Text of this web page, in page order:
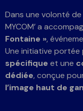
Dans une volonté
MYCOM’ a
Fontaine »,
Une initiative portée
spécifique et une
dédiée, conçue
l’image haut de